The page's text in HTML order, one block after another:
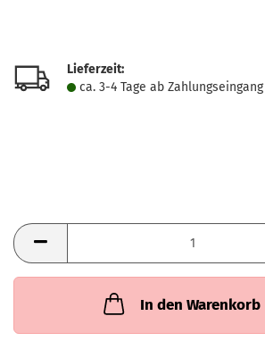
Lieferzeit:
ca. 3-4 Tage ab Zahlungseingang
In den Warenkorb